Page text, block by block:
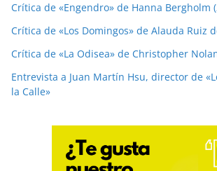
Crítica de «Engendro» de Hanna Bergholm
Crítica de «Los Domingos» de Alauda Ruiz
Crítica de «La Odisea» de Christopher
Entrevista a Juan Martín Hsu, director de
la Calle»